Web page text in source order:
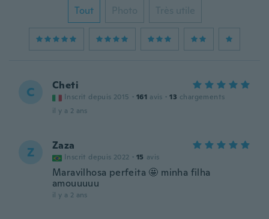
Tout Photo Très utile
C Cheti
Inscrit depuis 2015 · 161 avis · 13 chargements
il y a 2 ans
Z Zaza
Inscrit depuis 2022 · 15 avis
Maravilhosa perfeita 🤩 minha filha
amouuuuu
il y a 2 ans